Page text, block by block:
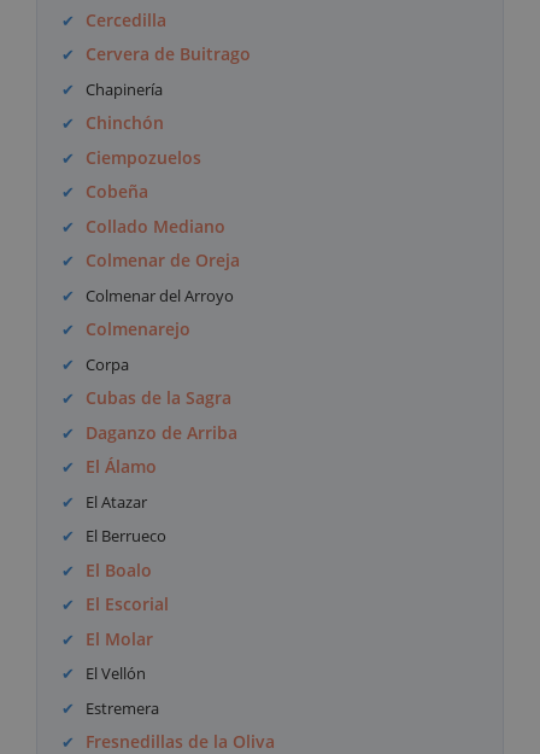
Cercedilla
Cervera de Buitrago
Chapinería
Chinchón
Ciempozuelos
Cobeña
Collado Mediano
Colmenar de Oreja
Colmenar del Arroyo
Colmenarejo
Corpa
Cubas de la Sagra
Daganzo de Arriba
El Álamo
El Atazar
El Berrueco
El Boalo
El Escorial
El Molar
El Vellón
Estremera
Fresnedillas de la Oliva